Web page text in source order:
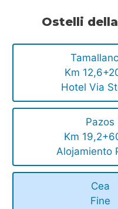
Ostelli
Km
Hotel Via
Pazos
Km
Alojamiento
Cea
Fine